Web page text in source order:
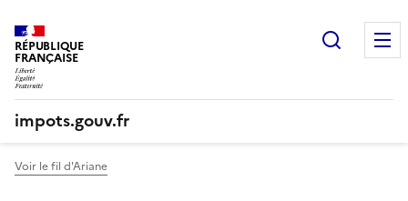
RÉPUBLIQUE
FRANÇAISE
impots.gouv.fr
Voir le fil d'Ariane